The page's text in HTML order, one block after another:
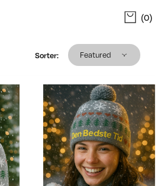
(0)
Sorter: Featured